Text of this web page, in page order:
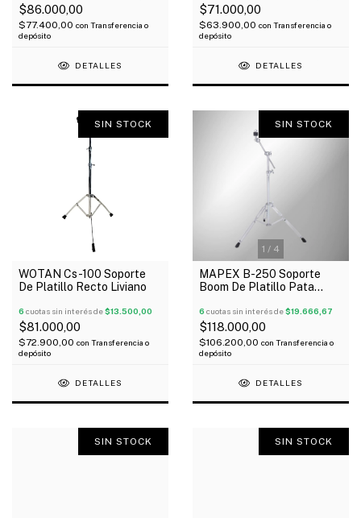
$86.000,00
$77.400,00 con Transferencia o
depósito
DETALLES
$71.000,00
$63.900,00 con Transferencia o
depósito
DETALLES
SIN STOCK
WOTAN Cs-100 Soporte
De Platillo Recto Liviano
6 cuotas sin interés de$13.500,00
$81.000,00
$72.900,00 con Transferencia o
depósito
DETALLES
1 / 4
SIN STOCK
MAPEX B-250 Soporte
Boom De Platillo Pata
6 cuotas sin interés de$19.666,67
$118.000,00
$106.200,00 con Transferencia o
depósito
DETALLES
SIN STOCK SIN STOCK